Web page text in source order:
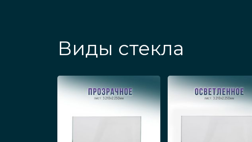
Большие полотна со стеклами
Большие радиусные модели
гнутого стекла, имеют
эксплуатации.
Виды стекла